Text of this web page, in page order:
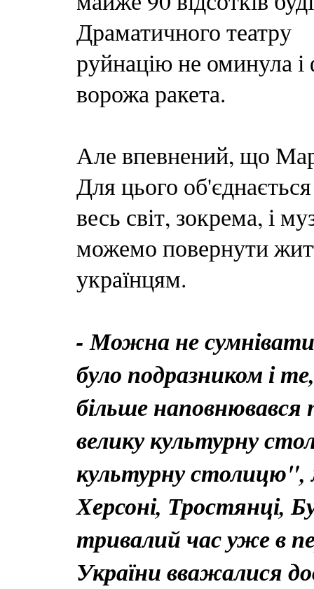
Драматичного театру
руйнацію не оминула і
ворожа ракета.
Але впевнений, що
Для цього об'єднається
весь світ, зокрема, і
можемо повернути
українцям.
- Можна не
було подразником і
більше
велику культурну
культурну столицю",
Херсоні, Тростянці,
тривалий час уже в
України вважалися